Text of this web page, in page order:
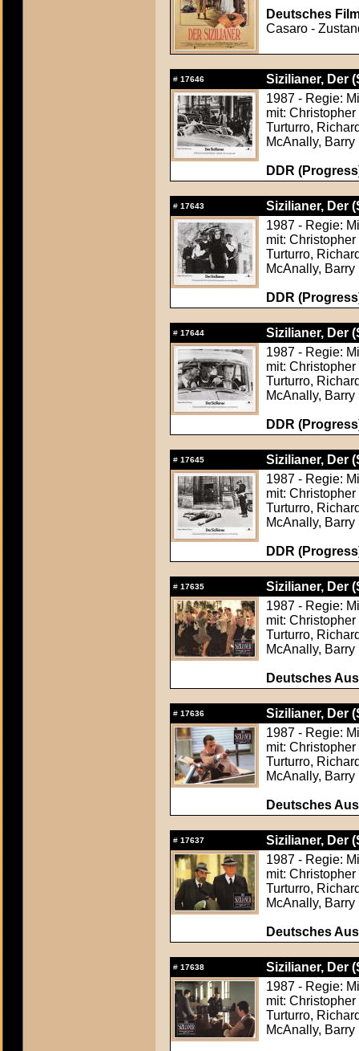
Deutsches
Casaro -
# 17646
Sizilianer, Der
1987 - Regie:
mit:
Turturro,
McAnally,
DDR
# 17643
Sizilianer, Der
1987 - Regie:
mit:
Turturro,
McAnally,
DDR
# 17644
Sizilianer, Der
1987 - Regie:
mit:
Turturro,
McAnally,
DDR
# 17645
Sizilianer, Der
1987 - Regie:
mit:
Turturro,
McAnally,
DDR
# 17635
Sizilianer, Der
1987 - Regie:
mit:
Turturro,
McAnally,
Deutsches
# 17636
Sizilianer, Der
1987 - Regie:
mit:
Turturro,
McAnally,
Deutsches
# 17637
Sizilianer, Der
1987 - Regie:
mit:
Turturro,
McAnally,
Deutsches
# 17638
Sizilianer, Der
1987 - Regie:
mit:
Turturro,
McAnally,